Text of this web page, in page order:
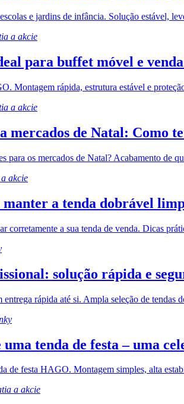
e jardins de infância. Solução estável,
a akcie
para buffet móvel e
Montagem rápida, estrutura estável e
a akcie
mercados de Natal: Como
para os mercados de Natal? Acabamento de
akcie
a tenda dobrável
corretamente a sua tenda de venda. Dicas
solução rápida e
rápida até si. Ampla seleção de
tenda de festa – uma
de festa HAGO. Montagem simples, alta
a akcie